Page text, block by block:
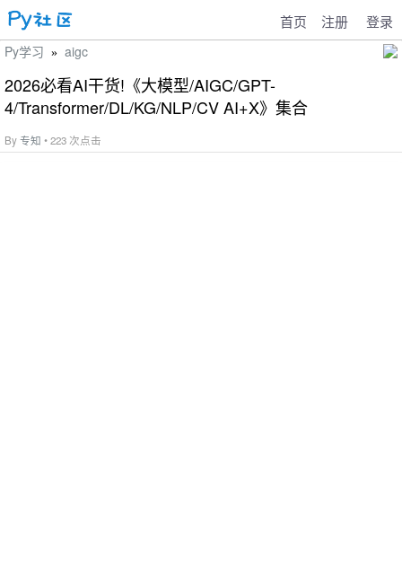
首页 注册 登录
Py学习 » aigc
2026必看AI干货!《大模型/AIGC/GPT-
4/Transformer/DL/KG/NLP/CV AI+X》集合
By专知 • 223 次点击